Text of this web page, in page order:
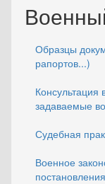
Образцы
рапортов...)
Консультация
задаваемые
Судебная
Военное